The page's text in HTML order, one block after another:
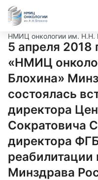
НМИЦ онкологии им. Н.Н.
5 апреля 2018
«НМИЦ
Блохина»
состоялась
директора
Сократовича
директора
реабилитации
Минздрава